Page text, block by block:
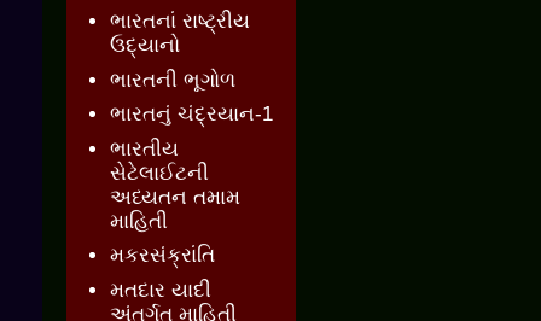
ભારતનાં રાષ્ટ્રીય
ઉદ્યાનો
ભારતની ભૂગોળ
ભારતનું ચંદ્રયાન-1
ભારતીય
સેટેલાઈટની
અધ્યતન તમામ
માહિતી
મકરસંક્રાંતિ
મતદાર યાદી
અંતર્ગત માહિતી